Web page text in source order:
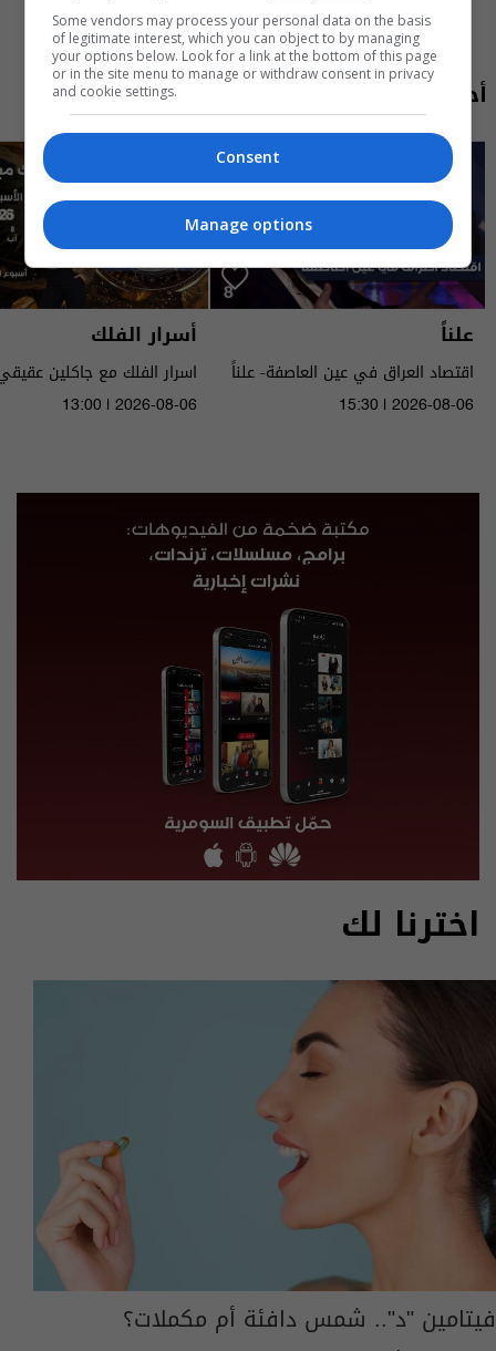
أحدث الحلقات
علناً
اقتصاد العراق في عين العاصفة- علناً
م٥ - الحلقة ٨ | الموسم ٥
15:30 | 2026-08-06
أسرار الفلك
الى ١٤ آب ٢٠٢٦ | 2026
13:00 | 2026-08-06
اخترنا لك
فيتامين "د".. شمس دافئة أم مكملات؟
Some vendors may process your personal data on the basis
of legitimate interest, which you can object to by managing
your options below. Look for a link at the bottom of this page
or in the site menu to manage or withdraw consent in privacy
and cookie settings.
Consent
Manage options